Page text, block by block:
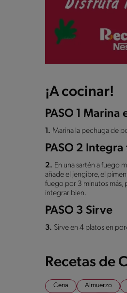
¡A cocinar!
PASO 1 Marina
1. Marina la pechuga de
PASO 2
2. En una sartén a fuego
añade el jengibre, el
fuego por 3 minutos más,
integrar bien.
PASO 3 Sirve
3. Sirve en 4 platos en
Recetas de
Cena Almuerzo